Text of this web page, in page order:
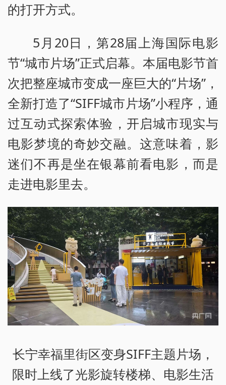
的打开方式。
5月20日，第28届上海国际电影
节“城市片场”正式启幕。本届电影节首
次把整座城市变成一座巨大的“片场”，
全新打造了“SIFF城市片场”小程序，通
过互动式探索体验，开启城市现实与
电影梦境的奇妙交融。这意味着，影
迷们不再是坐在银幕前看电影，而是
走进电影里去。
长宁幸福里街区变身SIFF主题片场，
限时上线了光影旋转楼梯、电影生活